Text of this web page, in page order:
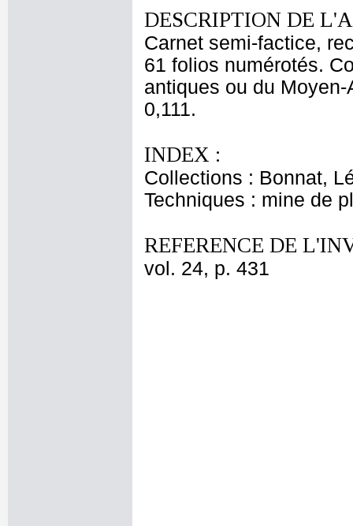
DESCRIPTION DE
Carnet semi-factice,
61 folios numérotés.
antiques ou du
0,111.
INDEX :
Collections : Bonnat,
Techniques : mine de
REFERENCE DE
vol. 24, p. 431